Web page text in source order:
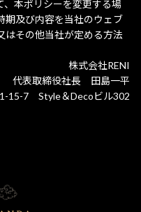
、本ポリシーを変更する場
期及び内容を当社のウェブ
はその他当社が定める方法
株式会社RENI
代表取締役社長 田島一平
15-7 Style＆Decoビル302